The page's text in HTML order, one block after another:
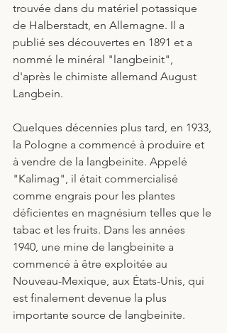
trouvée dans du matériel potassique
de Halberstadt, en Allemagne. Il a
publié ses découvertes en 1891 et a
nommé le minéral "langbeinit",
d'après le chimiste allemand August
Langbein.
Quelques décennies plus tard, en 1933,
la Pologne a commencé à produire et
à vendre de la langbeinite. Appelé
"Kalimag", il était commercialisé
comme engrais pour les plantes
déficientes en magnésium telles que le
tabac et les fruits. Dans les années
1940, une mine de langbeinite a
commencé à être exploitée au
Nouveau-Mexique, aux États-Unis, qui
est finalement devenue la plus
importante source de langbeinite.